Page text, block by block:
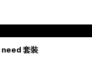
套裝